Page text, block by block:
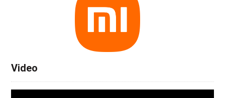
Video